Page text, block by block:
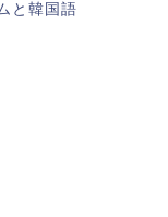
と韓国語